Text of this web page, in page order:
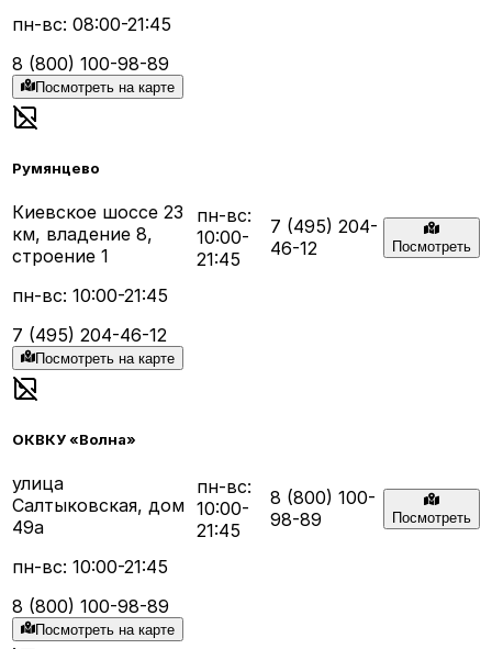
пн-вс: 08:00-21:45
8 (800) 100-98-89
Посмотреть на карте
Румянцево
Киевское шоссе 23
км, владение 8,
строение 1
пн-вс: 10:00-21:45
7 (495) 204-46-12
Посмотреть на карте
пн-вс:
10:00-
21:45
7 (495) 204-
46-12
Посмотреть
ОКВКУ «Волна»
улица
Салтыковская, дом
49а
пн-вс: 10:00-21:45
8 (800) 100-98-89
Посмотреть на карте
пн-вс:
10:00-
21:45
8 (800) 100-
98-89
Посмотреть